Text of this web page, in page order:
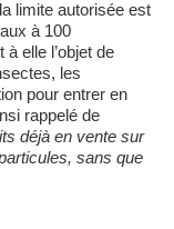
limite autorisée est
à 100
elle l’objet de
les
pour entrer en
rappelé de
déjà en vente sur
sans que